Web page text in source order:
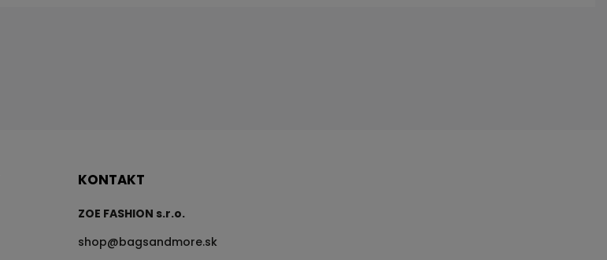
KONTAKT
ZOE FASHION s.r.o.
shop@bagsandmore.sk